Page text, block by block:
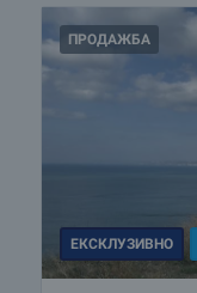
ПРОДАЖБА
ЕКСКЛУЗИВНО